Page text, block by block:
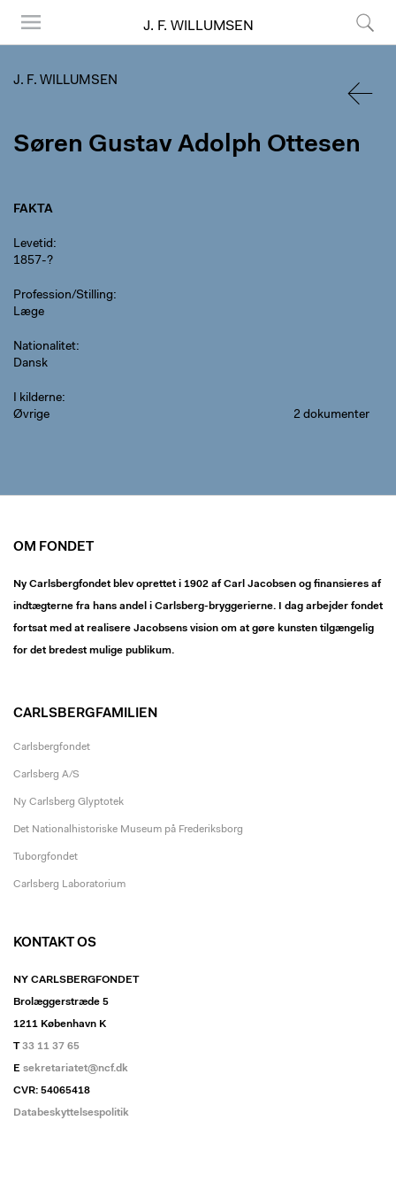
J. F. WILLUMSEN
J. F. WILLUMSEN
Søren Gu­stav Adolph Ottesen
FAKTA
Levetid
1857-?
Profession/Stilling
Læge
Nationalitet
Dansk
I kilderne
Øvrige
2 dokumenter
OM FONDET
Ny Carlsbergfondet blev oprettet i 1902 af Carl Jacobsen og finansieres af
indtægterne fra hans andel i Carlsberg-bryggerierne. I dag arbejder fondet
fortsat med at realisere Jacobsens vision om at gøre kunsten tilgængelig
for det bredest mulige publikum.
CARLSBERGFAMILIEN
Carlsbergfondet
Carlsberg A/S
Ny Carlsberg Glyptotek
Det Nationalhistoriske Museum på Frederiksborg
Tuborgfondet
Carlsberg Laboratorium
KONTAKT OS
NY CARLSBERGFONDET
Brolæggerstræde 5
1211 København K
T33 11 37 65
E sekretariatet@ncf.dk
CVR: 54065418
Databeskyttelsespolitik